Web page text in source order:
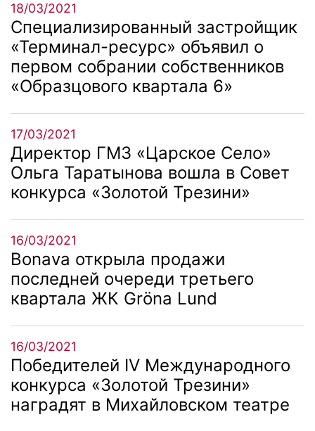
18/03/2021
Специализированный застройщик
«Терминал-ресурс» объявил о
первом собрании собственников
«Образцового квартала 6»
17/03/2021
Директор ГМЗ «Царское Село»
Ольга Таратынова вошла в Совет
конкурса «Золотой Трезини»
16/03/2021
Bonava открыла продажи
последней очереди третьего
квартала ЖК Gröna Lund
16/03/2021
Победителей IV Международного
конкурса «Золотой Трезини»
наградят в Михайловском театре